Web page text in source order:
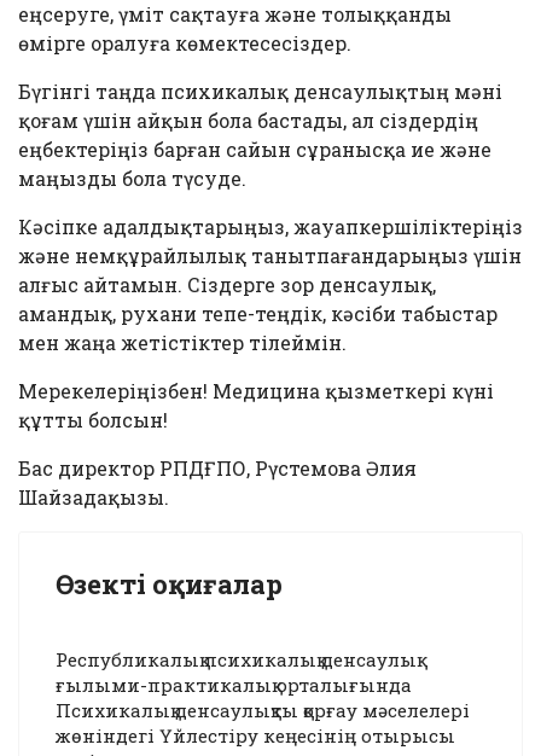
еңсеруге, үміт сақтауға және толыққанды
өмірге оралуға көмектесесіздер.
Бүгінгі таңда психикалық денсаулықтың мәні
қоғам үшін айқын бола бастады, ал сіздердің
еңбектеріңіз барған сайын сұранысқа ие және
маңызды бола түсуде.
Кәсіпке адалдықтарыңыз, жауапкершіліктеріңіз
және немқұрайлылық танытпағандарыңыз үшін
алғыс айтамын. Сіздерге зор денсаулық,
амандық, рухани тепе-теңдік, кәсіби табыстар
мен жаңа жетістіктер тілеймін.
Мерекелеріңізбен! Медицина қызметкері күні
құтты болсын!
Бас директор РПДҒПО, Рүстемова Әлия
Шайзадақызы.
Өзекті оқиғалар
Республикалық психикалық денсаулық
ғылыми-практикалық орталығында
Психикалық денсаулықты қорғау мәселелері
жөніндегі Үйлестіру кеңесінің отырысы